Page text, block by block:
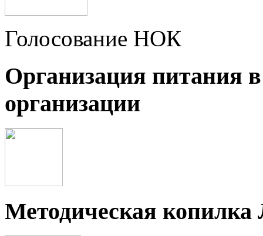
Голосование НОК
Организация питания
организации
Методическая